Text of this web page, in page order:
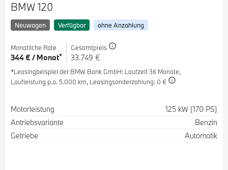
BMW 120
Neuwagen Verfügbar ohne Anzahlung
Monatliche Rate
344 € / Monat*
Gesamtpreis
33.749 €
*Leasingbeispiel der BMW Bank GmbH: Laufzeit 36 Monate,
Laufleistung p.a. 5.000 km, Leasingsonderzahlung: 0 €
Spezifikation
Motorleistung
125 kW (170 PS)
Antriebsvariante
Benzin
Getriebe
Automatik